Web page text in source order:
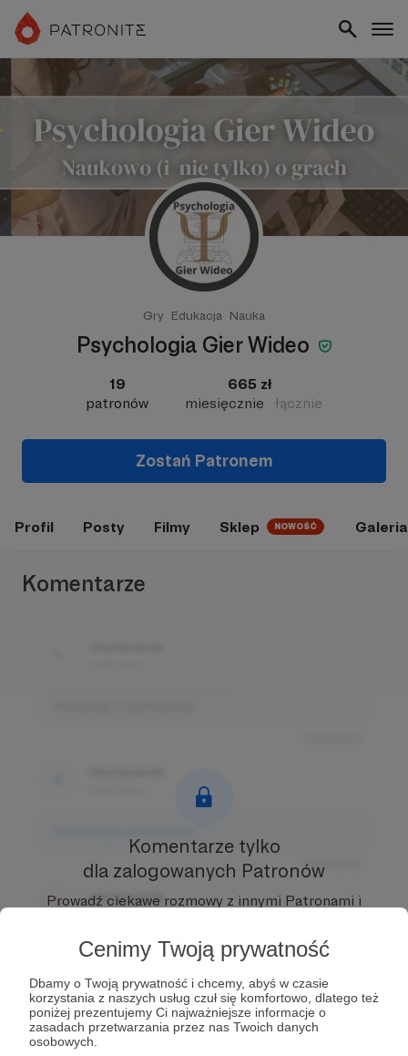
Cenimy Twoją prywatność
Dbamy o Twoją prywatność i chcemy, abyś w czasie
korzystania z naszych usług czuł się komfortowo, dlatego też
poniżej prezentujemy Ci najważniejsze informacje o
zasadach przetwarzania przez nas Twoich danych
osobowych.
Gry Edukacja Nauka
Psychologia Gier Wideo
19
patronów
665 zł
miesięcznie
łącznie
Zostań Patronem
Profil Posty Filmy Sklep NOWOŚĆ Galeria
Komentarze
Odpowiedz
Użytkownik
Komentarz użytkownika
Odpowiedz
Użytkownik
3 dni temu
Komentarze tylko
dla zalogowanych Patronów
Prowadź ciekawe rozmowy z innymi Patronami i
Zostań Patronem